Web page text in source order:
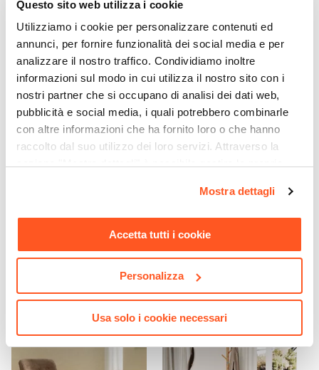
Questo sito web utilizza i cookie
Utilizziamo i cookie per personalizzare contenuti ed
annunci, per fornire funzionalità dei social media e per
analizzare il nostro traffico. Condividiamo inoltre
informazioni sul modo in cui utilizza il nostro sito con i
nostri partner che si occupano di analisi dei dati web,
pubblicità e social media, i quali potrebbero combinarle
con altre informazioni che ha fornito loro o che hanno
raccolto dal suo utilizzo dei loro servizi. Attraverso la
momento. Per maggiori informazioni si invita a leggere la
Mostra dettagli
Accetta tutti i cookie
Personalizza
Usa solo i cookie necessari
Finitura
Lucida
Numero Ante
2 ante
Numero Vani
8 vani
Caratteristiche
Ante scorrevoli
CODICE:TY-DLT
tessuto tortora con gambe
in legno - Tayler
€ 169,01